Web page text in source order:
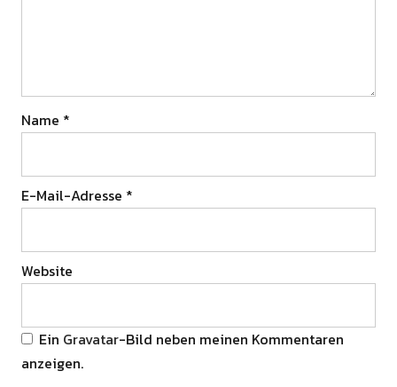
Name *
E-Mail-Adresse *
Website
Ein Gravatar-Bild neben meinen Kommentaren
anzeigen.